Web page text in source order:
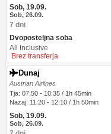
Sob, 19.09.
Sob, 26.09.
7 dni
Dvoposteljna soba
All Inclusive
Brez transferja
Dunaj
Austrian Airlines
Tja: 07:50 - 10:35 / 1h 45min
Nazaj: 11:20 - 12:10 / 1h 50min
Sob, 19.09.
Sob, 26.09.